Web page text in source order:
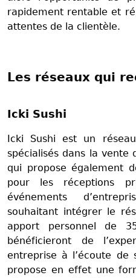
rapidement rentable et
attentes de la clientèle.
Les réseaux qui
Icki Sushi
Icki Sushi est un
spécialisés dans la vente
qui propose également
pour les réceptions
événements
souhaitant intégrer le
apport personnel de
bénéficieront de
entreprise à l’écoute de
propose en effet une